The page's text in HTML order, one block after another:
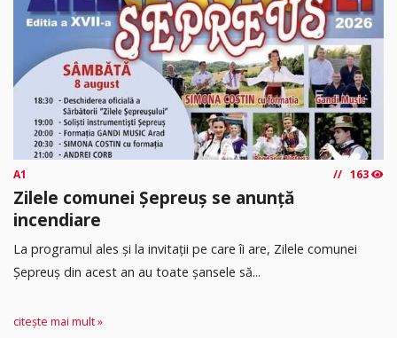
A1 163
Zilele comunei Șepreuș se anunță
incendiare
La programul ales și la invitații pe care îi are, Zilele comunei
Șepreuș din acest an au toate șansele să...
citește mai mult »